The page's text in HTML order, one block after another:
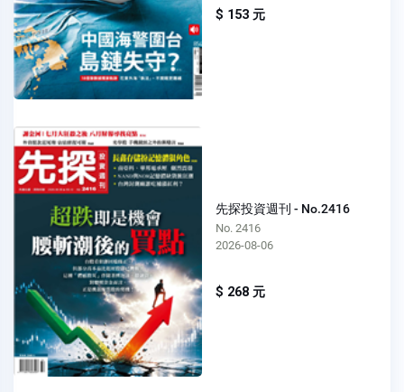
$ 153 元
先探投資週刊 - No.2416
No. 2416
2026-08-06
$ 268 元